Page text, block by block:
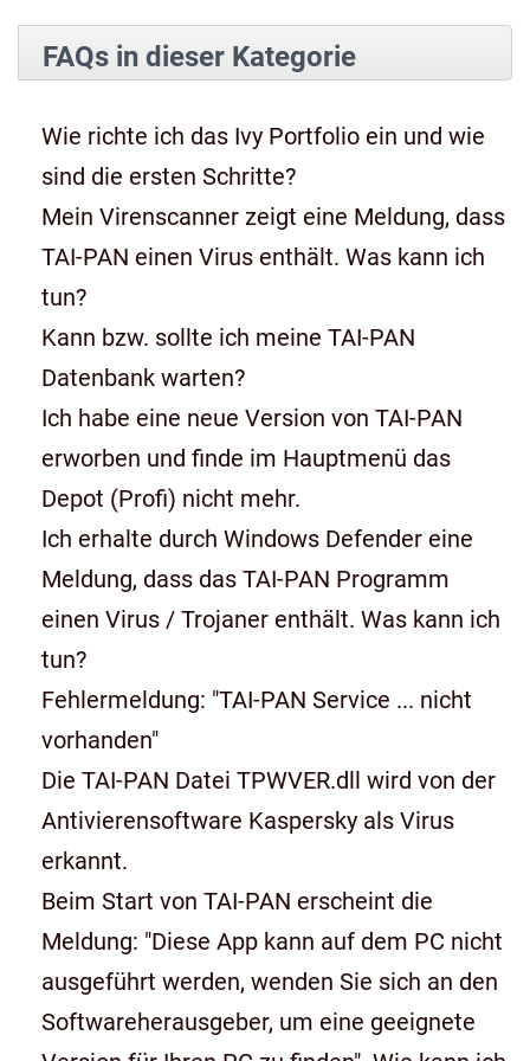
FAQs in dieser Kategorie
Wie richte ich das Ivy Portfolio ein und wie
sind die ersten Schritte?
Mein Virenscanner zeigt eine Meldung, dass
TAI-PAN einen Virus enthält. Was kann ich
tun?
Kann bzw. sollte ich meine TAI-PAN
Datenbank warten?
Ich habe eine neue Version von TAI-PAN
erworben und finde im Hauptmenü das
Depot (Profi) nicht mehr.
Ich erhalte durch Windows Defender eine
Meldung, dass das TAI-PAN Programm
einen Virus / Trojaner enthält. Was kann ich
tun?
Fehlermeldung: "TAI-PAN Service ... nicht
vorhanden"
Die TAI-PAN Datei TPWVER.dll wird von der
Antivierensoftware Kaspersky als Virus
erkannt.
Beim Start von TAI-PAN erscheint die
Meldung: "Diese App kann auf dem PC nicht
ausgeführt werden, wenden Sie sich an den
Softwareherausgeber, um eine geeignete